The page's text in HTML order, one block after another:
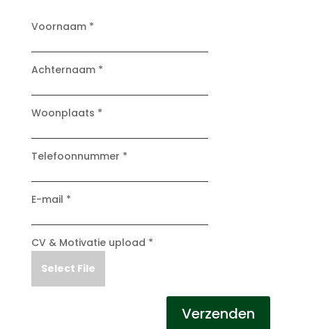
Voornaam *
Achternaam *
Woonplaats *
Telefoonnummer *
E-mail *
CV & Motivatie upload *
Select File
Verzenden